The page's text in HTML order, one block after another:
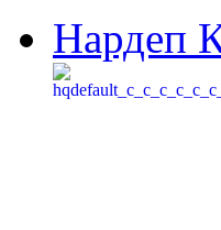
Нардеп